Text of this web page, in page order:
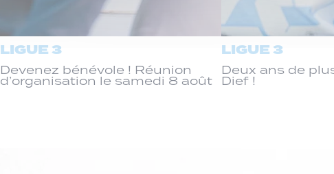
LIGUE 3
Devenez bénévole ! Réunion
d’organisation le samedi 8 août
LIGUE 3
Deux ans de
Dief !